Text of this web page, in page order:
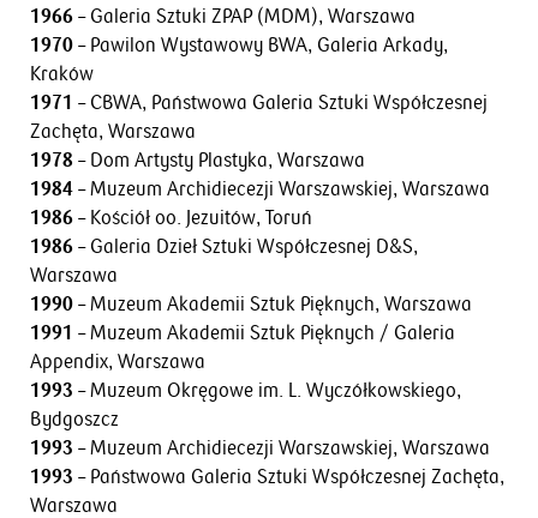
1966– Galeria Sztuki ZPAP (MDM), Warszawa
1970– Pawilon Wystawowy BWA, Galeria Arkady,
Kraków
1971 – CBWA, Państwowa Galeria Sztuki Współczesnej
Zachęta, Warszawa
1978 – Dom Artysty Plastyka, Warszawa
1984– Muzeum Archidiecezji Warszawskiej, Warszawa
1986– Kościół oo. Jezuitów, Toruń
1986– Galeria Dzieł Sztuki Współczesnej D&S,
Warszawa
1990– Muzeum Akademii Sztuk Pięknych, Warszawa
1991 – Muzeum Akademii Sztuk Pięknych / Galeria
Appendix, Warszawa
1993 – Muzeum Okręgowe im. L. Wyczółkowskiego,
Bydgoszcz
1993 – Muzeum Archidiecezji Warszawskiej, Warszawa
1993 – Państwowa Galeria Sztuki Współczesnej Zachęta,
Warszawa